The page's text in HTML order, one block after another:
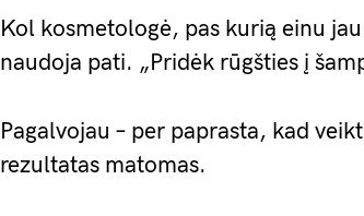
Kol kosmetologė, pas kurią einu
naudoja pati. „Pridėk rūgšties į
Pagalvojau – per paprasta, kad
rezultatas matomas.